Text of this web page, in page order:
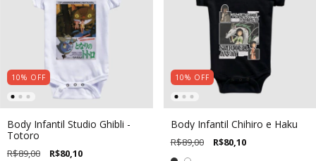
10% OFF
Body Infantil Studio Ghibli -
Totoro
R$89,00 R$80,10
10% OFF
Body Infantil Chihiro e Haku
R$89,00 R$80,10